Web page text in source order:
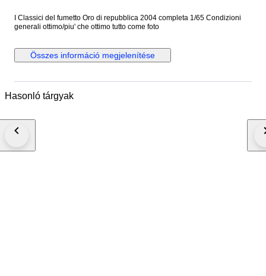
I Classici del fumetto Oro di repubblica 2004 completa 1/65 Condizioni
generali ottimo/piu' che ottimo tutto come foto
Összes információ megjelenítése
Hasonló tárgyak